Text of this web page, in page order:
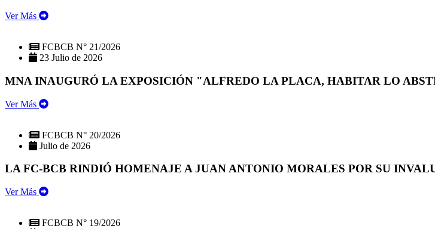
Ver Más
FCBCB N° 21/2026
23 Julio de 2026
MNA INAUGURÓ LA EXPOSICIÓN "ALFREDO LA PLACA, HABITAR LO
Ver Más
FCBCB N° 20/2026
Julio de 2026
LA FC-BCB RINDIÓ HOMENAJE A JUAN ANTONIO MORALES POR SU
Ver Más
FCBCB N° 19/2026